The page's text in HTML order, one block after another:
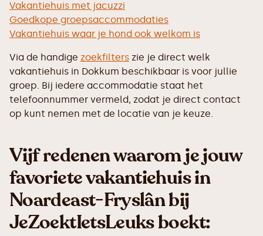
Vakantiehuis met jacuzzi
Goedkope groepsaccommodaties
Vakantiehuis waar je hond ook welkom is
Via de handige zoekfilters zie je direct welk
vakantiehuis in Dokkum beschikbaar is voor jullie
groep. Bij iedere accommodatie staat het
telefoonnummer vermeld, zodat je direct contact
op kunt nemen met de locatie van je keuze.
Vijf redenen waarom je jouw
favoriete vakantiehuis in
Noardeast-Fryslân bij
JeZoektIetsLeuks boekt: